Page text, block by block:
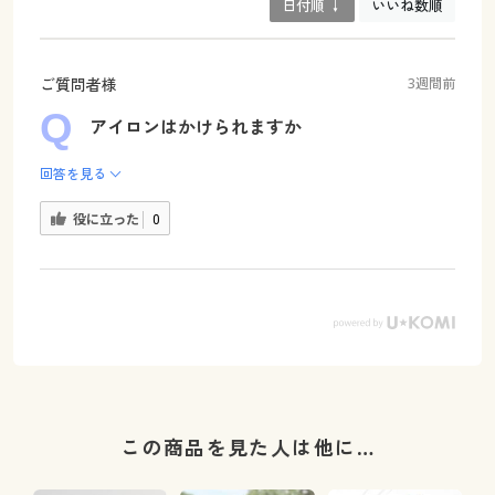
日付順 ↓ いいね数順
ご質問者様 3週間前
アイロンはかけられますか
回答を見る
役に立った 0
この商品を見た人は他に…